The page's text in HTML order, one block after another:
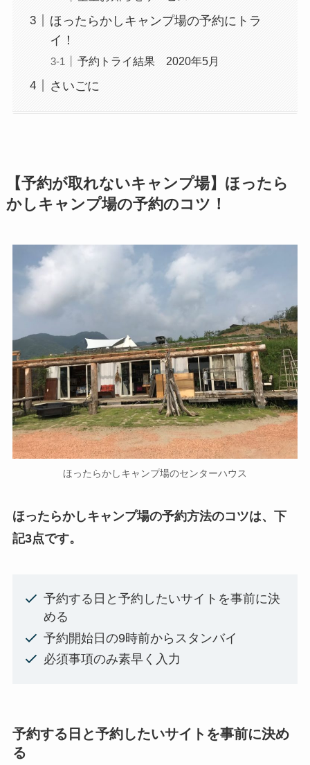
ほったらかしキャンプ場の予約にトラ
イ！
予約トライ結果 2020年5月
さいごに
【予約が取れないキャンプ場】ほったら
かしキャンプ場の予約のコツ！
ほったらかしキャンプ場のセンターハウス
ほったらかしキャンプ場の予約方法のコツは、下
記3点です。
予約する日と予約したいサイトを事前に決
める
予約開始日の9時前からスタンバイ
必須事項のみ素早く入力
予約する日と予約したいサイトを事前に決め
る